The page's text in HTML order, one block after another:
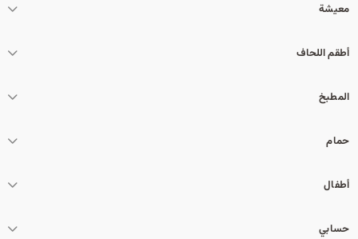
معيشة
أطقم اللحاف
المطبخ
حمام
أطفال
حسابي